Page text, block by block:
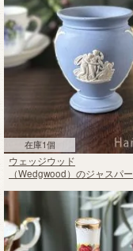
在庫1個
ウェッジウッド
（Wedgwood）のジャスパー
ラワーベース